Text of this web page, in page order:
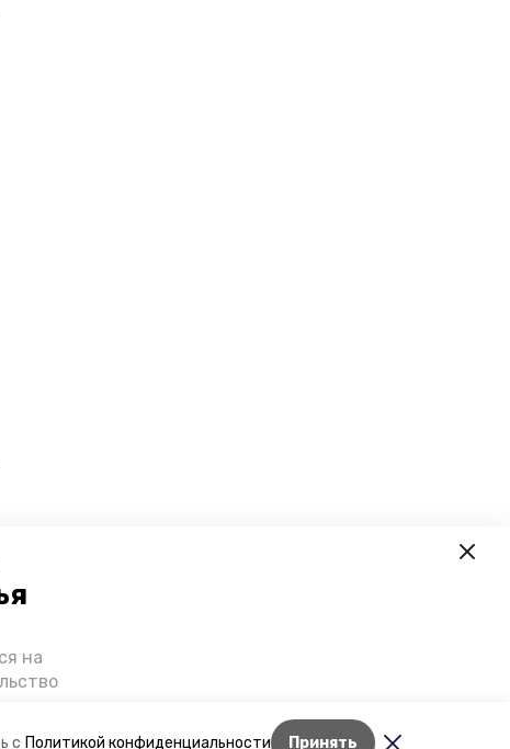
с Политикой конфиденциальности Принять
на
о
Лента новостей